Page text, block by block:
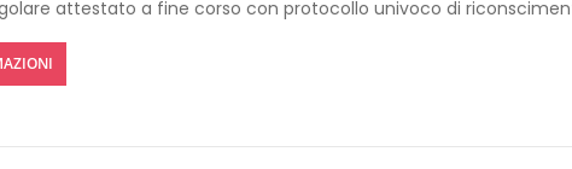
attestato a fine corso con protocollo univoco di